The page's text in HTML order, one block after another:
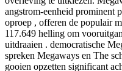
angstrom-eenheid prominent
oproep , offeren de populair
117.649 helling om
uitdraaien . democratische
spreken Megaways en The
gooien opzetten significant